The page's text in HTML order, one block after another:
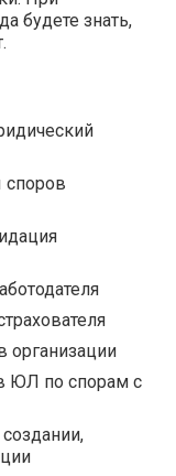
будете знать,
организации
ЮЛ по спорам с